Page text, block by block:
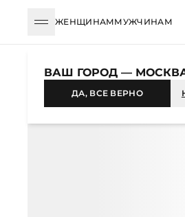
ЖЕНЩИНАММУЖЧИНАМ
ВАШ ГОРОД —
ДА, ВСЕ ВЕРНО